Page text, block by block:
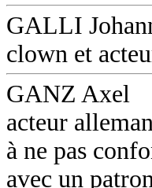
GALLI
clown et
GANZ Axel
acteur
à ne pas
avec un